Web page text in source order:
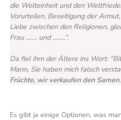
die Welteinheit und den
Vorurteilen, Beseitigung der
Liebe zwischen den Religionen,
Frau ……. und ……..“.
Da fiel ihm der Ältere ins Wort:
Mann, Sie haben mich falsch
Früchte, wir verkaufen den Samen
Es gibt ja einige Optionen, was